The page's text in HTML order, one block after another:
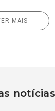
MAIS
notícias